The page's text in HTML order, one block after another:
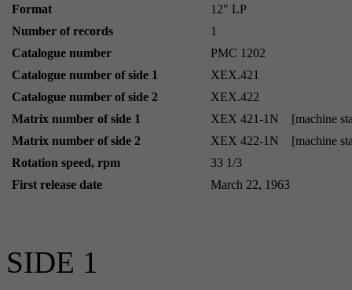
Format
12" LP
Number of records
1
Catalogue number
PMC 1202
Catalogue number of side 1
XEX.421
Catalogue number of side 2
XEX.422
Matrix number of side 1
XEX 421-1N
[machine
Matrix number of side 2
XEX 422-1N
[machine
Rotation speed, rpm
33 1/3
First release date
March 22, 1963
SIDE 1